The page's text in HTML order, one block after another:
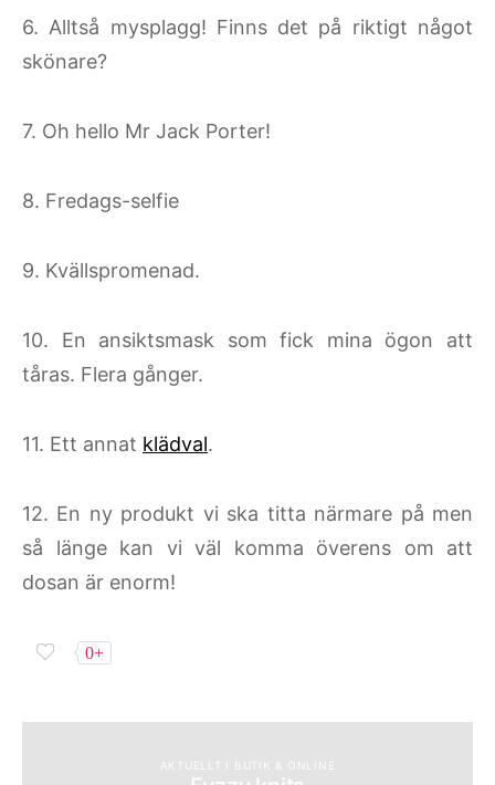
6. Alltså mysplagg! Finns det på riktigt något
skönare?
7. Oh hello Mr Jack Porter!
8. Fredags-selfie
9. Kvällspromenad.
10. En ansiktsmask som fick mina ögon att
tåras. Flera gånger.
11. Ett annat klädval.
12. En ny produkt vi ska titta närmare på men
så länge kan vi väl komma överens om att
dosan är enorm!
0+
AKTUELLT I BUTIK & ONLINE